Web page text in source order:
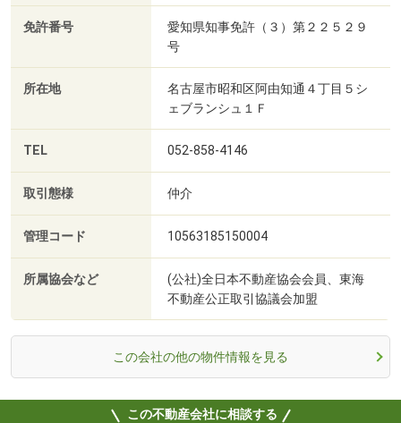
免許番号
愛知県知事免許（３）第２２５２９
号
所在地
名古屋市昭和区阿由知通４丁目５シ
ェブランシュ１Ｆ
TEL 052-858-4146
取引態様 仲介
管理コード 10563185150004
所属協会など
(公社)全日本不動産協会会員、東海
不動産公正取引協議会加盟
この会社の他の物件情報を見る
この不動産会社に相談する